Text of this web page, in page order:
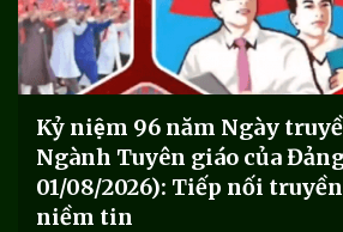
Kỷ niệm 96 năm Ngày
Ngành Tuyên giáo của
01/08/2026): Tiếp nối
niềm tin